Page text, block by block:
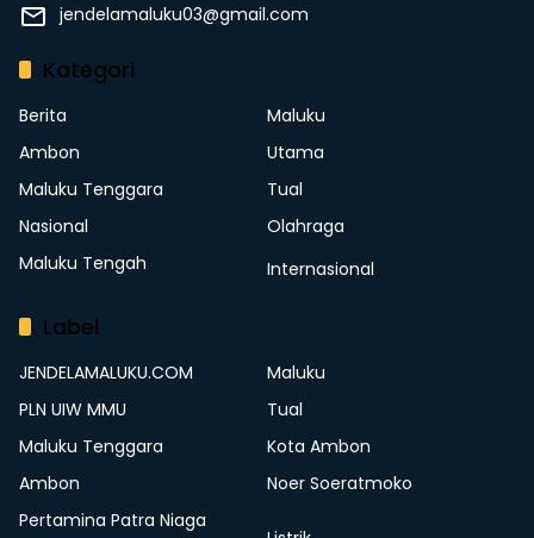
jendelamaluku03@gmail.com
Kategori
Berita
Maluku
Ambon
Utama
Maluku Tenggara
Tual
Nasional
Olahraga
Maluku Tengah
Internasional
Label
JENDELAMALUKU.COM
Maluku
PLN UIW MMU
Tual
Maluku Tenggara
Kota Ambon
Ambon
Noer Soeratmoko
Pertamina Patra Niaga